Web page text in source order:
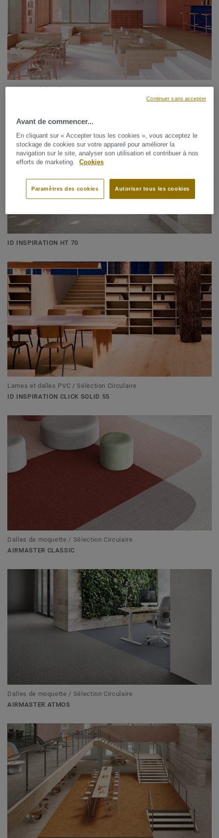
Lames et dalles PVC
ID INSPIRATION HT 70
Lames et dalles PVC / Sélection Circulaire
ID INSPIRATION CLICK SOLID 55
Dalles de moquette / Sélection Circulaire
AIRMASTER CLASSIC
Dalles de moquette / Sélection Circulaire
AIRMASTER ATMOS
Avant de commencer...
En cliquant sur « Accepter tous les cookies », vous acceptez le
stockage de cookies sur votre appareil pour améliorer la
navigation sur le site, analyser son utilisation et contribuer à nos
efforts de marketing.
Cookies
Autoriser tous les cookies
Paramètres des cookies
Continuer sans accepter